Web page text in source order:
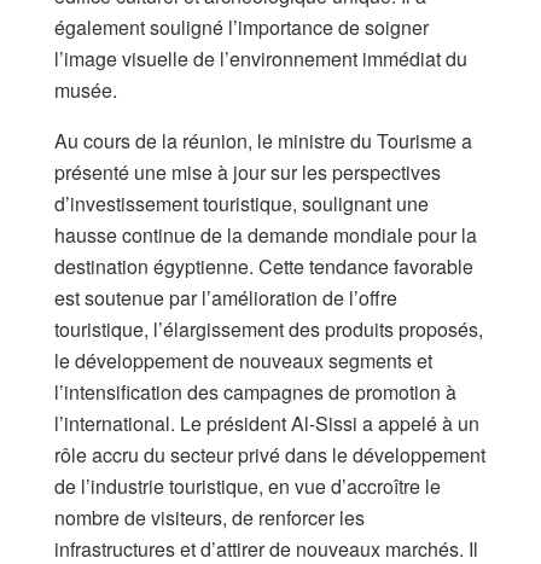
également souligné l’importance de soigner
l’image visuelle de l’environnement immédiat du
musée.
Au cours de la réunion, le ministre du Tourisme a
présenté une mise à jour sur les perspectives
d’investissement touristique, soulignant une
hausse continue de la demande mondiale pour la
destination égyptienne. Cette tendance favorable
est soutenue par l’amélioration de l’offre
touristique, l’élargissement des produits proposés,
le développement de nouveaux segments et
l’intensification des campagnes de promotion à
l’international. Le président Al-Sissi a appelé à un
rôle accru du secteur privé dans le développement
de l’industrie touristique, en vue d’accroître le
nombre de visiteurs, de renforcer les
infrastructures et d’attirer de nouveaux marchés. Il